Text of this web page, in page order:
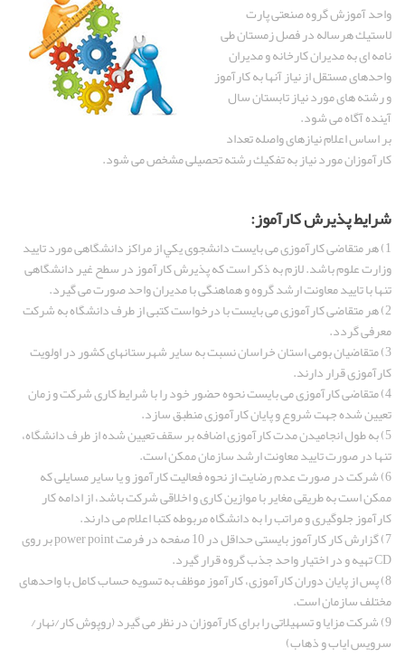
واحد آموزش گروه صنعتی پارت
لاستيك هرساله در فصل زمستان طی
نامه ای به مديران كارخانه و مديران
واحدهای مستقل از نياز آنها به كارآموز
و رشته های مورد نياز تابستان سال
آينده آگاه می شود.
بر اساس اعلام نيازهای واصله تعداد
كارآموزان مورد نياز به تفكيك رشته تحصيلی مشخص می شود.
شرايط پذيرش كارآموز:
1) هر متقاضی كارآموزی می بايست دانشجوی يكي از مراكز دانشگاهی مورد تاييد
وزارت علوم باشد. لازم به ذكر است كه پذيرش كارآموز در سطح غير دانشگاهی
تنها با تاييد معاونت ارشد گروه و هماهنگی با مديران واحد صورت می گيرد.
2) هر متقاضی كارآموزی می بايست با درخواست كتبی از طرف دانشگاه به شركت
معرفی گردد.
3) متقاضيان بومی استان خراسان نسبت به ساير شهرستانهای كشور در اولويت
كارآموزی قرار دارند.
4) متقاضی كارآموزی می بايست نحوه حضور خود را با شرايط كاری شركت و زمان
تعيين شده جهت شروع و پايان كارآموزی منطبق سازد.
5) به طول انجاميدن مدت كارآموزی اضافه بر سقف تعيين شده از طرف دانشگاه،
تنها در صورت تاييد معاونت ارشد سازمان ممکن است.
6) شركت در صورت عدم رضايت از نحوه فعاليت كارآموز و يا ساير مسايلی كه
ممكن است به طريقی مغاير با موازين كاری و اخلاقی شركت باشد، از ادامه كار
كارآموز جلوگيری و مراتب را به دانشگاه مربوطه كتبا اعلام می دارند.
7) گزارش كار كارآموز بايستی حداقل در 10 صفحه در فرمت power point بر روی
CD تهيه و در اختيار واحد جذب گروه قرار گيرد.
8) پس از پايان دوران كارآموزی، كارآموز موظف به تسويه حساب كامل با واحدهای
مختلف سازمان است.
9) شركت مزايا و تسهيلاتی را برای كارآموزان در نظر می گيرد (روپوش کار/نهار/
سرویس ایاب و ذهاب)